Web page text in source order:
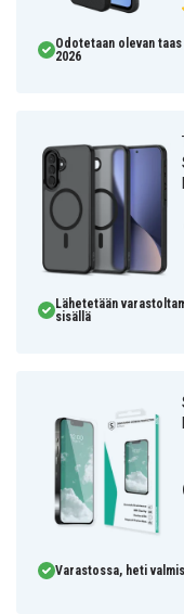
Odotetaan olevan
2026
Lähetetään
sisällä
Varastossa, heti